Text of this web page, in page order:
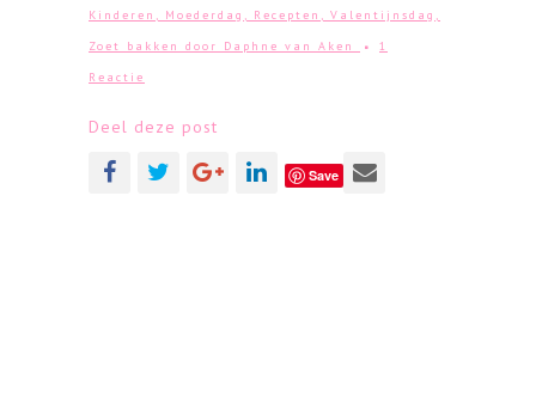
Kinderen , Moederdag , Recepten , Valentijnsdag ,
Zoet bakken
door Daphne van Aken
1
Reactie
Deel deze post
Save